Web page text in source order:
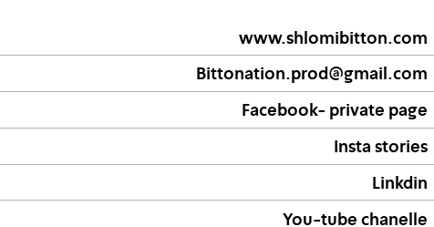
www.shlomibitton.com
Bittonation.prod@gmail.com
Facebook- private page
Insta stories
Linkdin
You-tube chanelle